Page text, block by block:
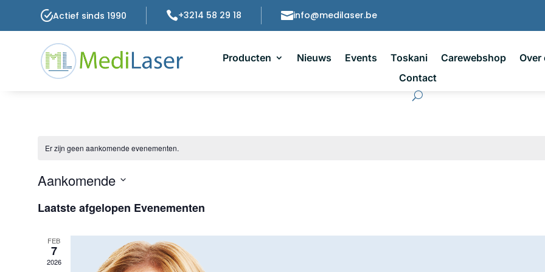
Actief sinds 1990 +3214 58 29 18 info@medilaser.be
Producten Nieuws Events Toskani Carewebshop Over
Contact
Er zijn geen aankomende evenementen.
Aankomende
een
Laatste afgelopen Evenementen
FEB
7
2026